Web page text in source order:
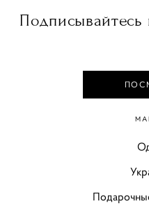
Подписывайтесь